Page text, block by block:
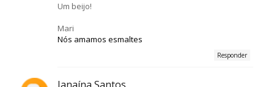
Um beijo!
Mari
Nós amamos esmaltes
Responder